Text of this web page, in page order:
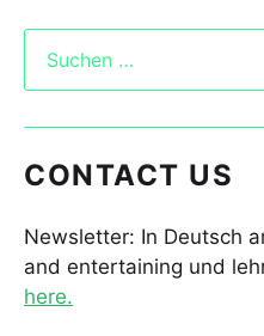
CONTACT US
Newsletter: In Deutsch
and entertaining und
here.